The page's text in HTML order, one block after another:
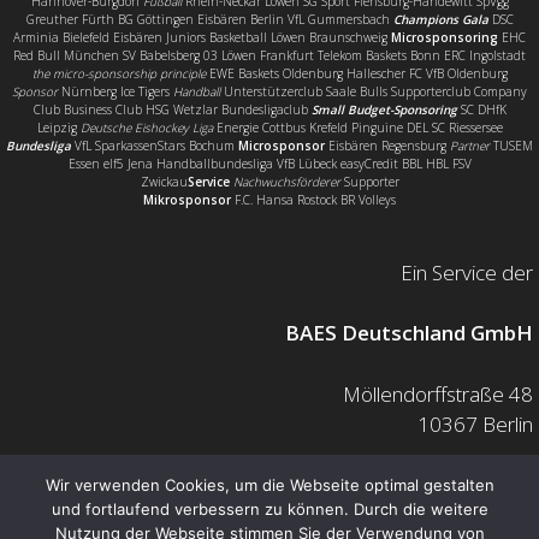
Greuther Fürth BG Göttingen Eisbären Berlin VfL Gummersbach Champions GalaDSC
Arminia Bielefeld Eisbären Juniors Basketball Löwen Braunschweig Microsponsoring EHC
Red Bull München SV Babelsberg 03 Löwen Frankfurt Telekom Baskets Bonn ERC Ingolstadt
the micro-sponsorship principleEWE Baskets Oldenburg Hallescher FC VfB Oldenburg
SponsorNürnberg Ice Tigers HandballUnterstützerclub Saale Bulls Supporterclub Company
Club Business Club HSG Wetzlar Bundesligaclub Small Budget-SponsoringSC DHfK
Leipzig Deutsche Eishockey LigaEnergie Cottbus Krefeld Pinguine DEL SC Riessersee
Bundesliga VfL SparkassenStars Bochum MicrosponsorEisbären Regensburg PartnerTUSEM
Essen elf5 Jena Handballbundesliga VfB Lübeck easyCredit BBL HBL FSV
ZwickauService NachwuchsfördererSupporter
MikrosponsorF.C. Hansa Rostock BR Volleys
Ein Service der
BAES Deutschland GmbH
Möllendorffstraße 48
10367 Berlin
Mail: info@baes.de
Telefon: 030 200 7378 0
Wir verwenden Cookies, um die Webseite optimal gestalten
und fortlaufend verbessern zu können. Durch die weitere
Nutzung der Webseite stimmen Sie der Verwendung von